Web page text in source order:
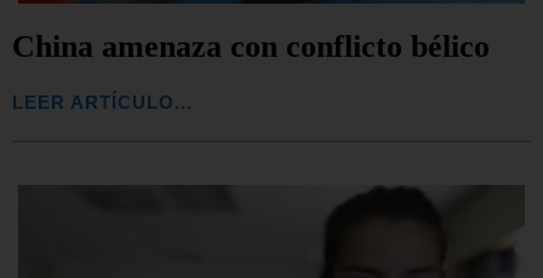
China amenaza con conflicto bélico
LEER ARTÍCULO...